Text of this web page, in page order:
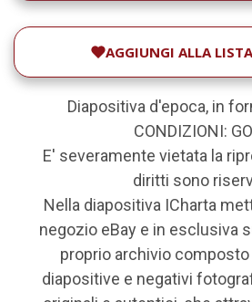
AGGIUNGI ALLA
Diapositiva d'epoca, in
CONDIZIONI:
E' severamente vietata la
diritti sono
Nella diapositiva ICharta
negozio eBay e in esclusiva
proprio archivio
diapositive e negativi